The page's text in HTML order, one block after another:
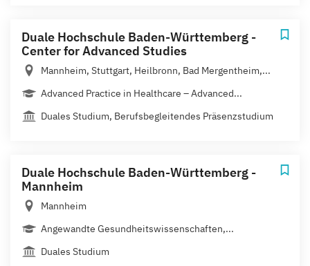
Duale Hochschule Baden-Württemberg -
Center for Advanced Studies
Mannheim, Stuttgart, Heilbronn, Bad Mergentheim,...
Advanced Practice in Healthcare – Advanced...
Duales Studium, Berufsbegleitendes Präsenzstudium
Duale Hochschule Baden-Württemberg -
Mannheim
Mannheim
Angewandte Gesundheitswissenschaften,...
Duales Studium